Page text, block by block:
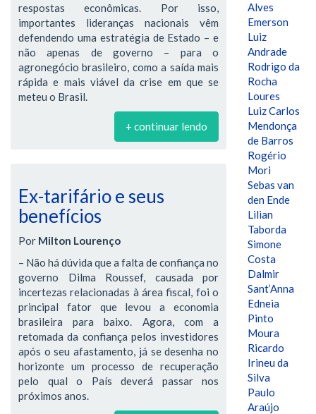
respostas econômicas. Por isso,
importantes lideranças nacionais vêm
defendendo uma estratégia de Estado – e
não apenas de governo – para o
agronegócio brasileiro, como a saída mais
rápida e mais viável da crise em que se
meteu o Brasil.
+ continuar lendo
Ex-tarifário e seus
benefícios
Por Milton Lourenço
– Não há dúvida que a falta de confiança no
governo Dilma Roussef, causada por
incertezas relacionadas à área fiscal, foi o
principal fator que levou a economia
brasileira para baixo. Agora, com a
retomada da confiança pelos investidores
após o seu afastamento, já se desenha no
horizonte um processo de recuperação
pelo qual o País deverá passar nos
próximos anos.
Alves
Emerson
Luiz
Andrade
Rodrigo da
Rocha
Loures
Luiz Carlos
Mendonça
de Barros
Rogério
Mori
Sebas van
den Ende
Lilian
Taborda
Simone
Costa
Dalmir
Sant’Anna
Edneia
Pinto
Moura
Ricardo
Irineu da
Silva
Paulo
Araújo